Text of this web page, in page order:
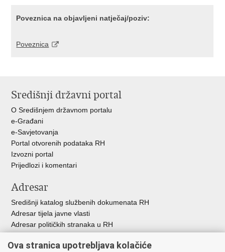
Poveznica na objavljeni natječaj/poziv:
Poveznica
Središnji državni portal
O Središnjem državnom portalu
e-Građani
e-Savjetovanja
Portal otvorenih podataka RH
Izvozni portal
Prijedlozi i komentari
Adresar
Središnji katalog službenih dokumenata RH
Adresar tijela javne vlasti
Adresar političkih stranaka u RH
Besplatni telefoni javne uprave
Ova stranica upotrebljava kolačiće